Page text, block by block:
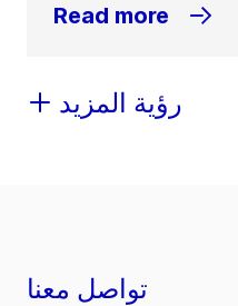
Read more
رؤية المزيد
تواصل معنا